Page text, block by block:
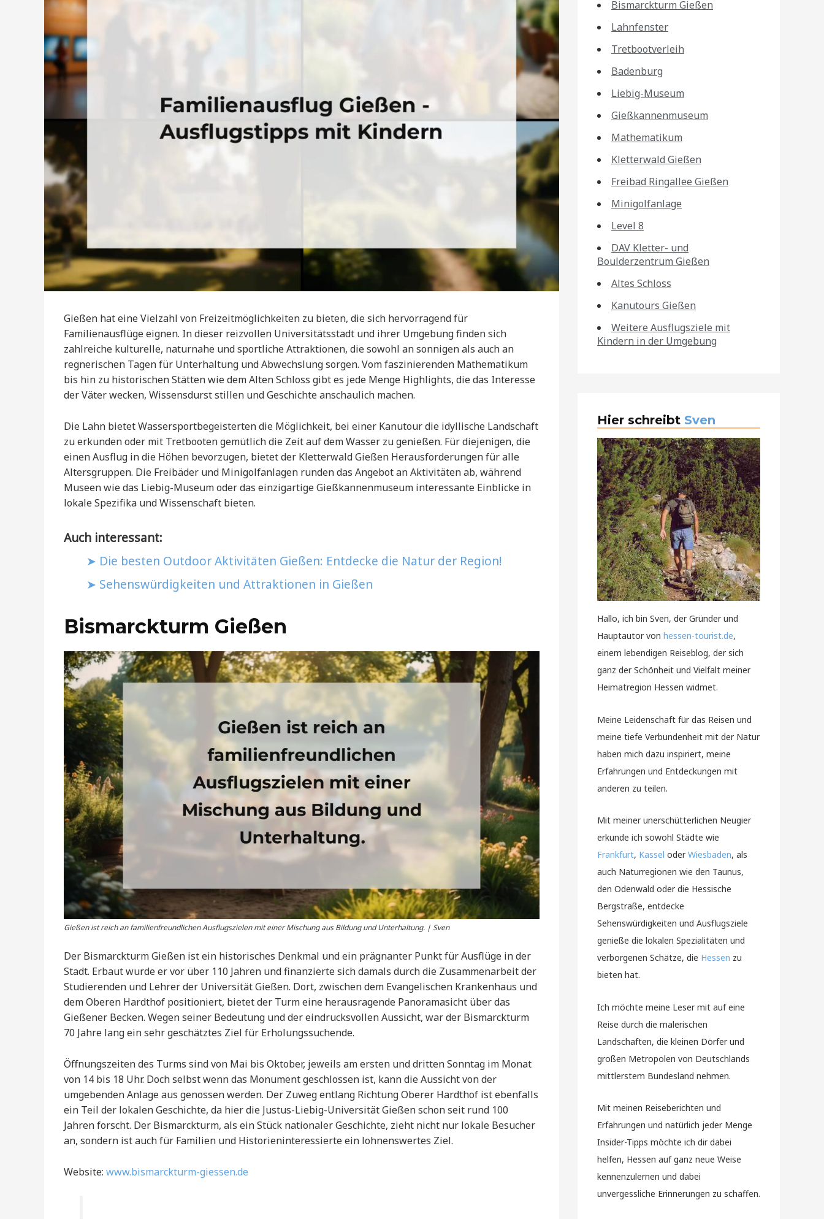
Gießen hat eine Vielzahl von Freizeitmöglichkeiten zu bieten, die sich hervorragend für
Familienausflüge eignen. In dieser reizvollen Universitätsstadt und ihrer Umgebung finden sich
zahlreiche kulturelle, naturnahe und sportliche Attraktionen, die sowohl an sonnigen als auch an
regnerischen Tagen für Unterhaltung und Abwechslung sorgen. Vom faszinierenden Mathematikum
bis hin zu historischen Stätten wie dem Alten Schloss gibt es jede Menge Highlights, die das Interesse
der Väter wecken, Wissensdurst stillen und Geschichte anschaulich machen.
Die Lahn bietet Wassersportbegeisterten die Möglichkeit, bei einer Kanutour die idyllische Landschaft
zu erkunden oder mit Tretbooten gemütlich die Zeit auf dem Wasser zu genießen. Für diejenigen, die
einen Ausflug in die Höhen bevorzugen, bietet der Kletterwald Gießen Herausforderungen für alle
Altersgruppen. Die Freibäder und Minigolfanlagen runden das Angebot an Aktivitäten ab, während
Museen wie das Liebig-Museum oder das einzigartige Gießkannenmuseum interessante Einblicke in
lokale Spezifika und Wissenschaft bieten.
Auch interessant:
Die besten Outdoor Aktivitäten Gießen: Entdecke die Natur der Region!
Sehenswürdigkeiten und Attraktionen in Gießen
Bismarckturm Gießen
Gießen ist reich an familienfreundlichen Ausflugszielen mit einer Mischung aus Bildung und Unterhaltung. | Sven
Der Bismarckturm Gießen ist ein historisches Denkmal und ein prägnanter Punkt für Ausflüge in der
Stadt. Erbaut wurde er vor über 110 Jahren und finanzierte sich damals durch die Zusammenarbeit der
Studierenden und Lehrer der Universität Gießen. Dort, zwischen dem Evangelischen Krankenhaus und
dem Oberen Hardthof positioniert, bietet der Turm eine herausragende Panoramasicht über das
Gießener Becken. Wegen seiner Bedeutung und der eindrucksvollen Aussicht, war der Bismarckturm
70 Jahre lang ein sehr geschätztes Ziel für Erholungssuchende.
Öffnungszeiten des Turms sind von Mai bis Oktober, jeweils am ersten und dritten Sonntag im Monat
von 14 bis 18 Uhr. Doch selbst wenn das Monument geschlossen ist, kann die Aussicht von der
umgebenden Anlage aus genossen werden. Der Zuweg entlang Richtung Oberer Hardthof ist ebenfalls
ein Teil der lokalen Geschichte, da hier die Justus-Liebig-Universität Gießen schon seit rund 100
Jahren forscht. Der Bismarckturm, als ein Stück nationaler Geschichte, zieht nicht nur lokale Besucher
an, sondern ist auch für Familien und Historieninteressierte ein lohnenswertes Ziel.
Website: www.bismarckturm-giessen.de
Bismarckturm Gießen
Lahnfenster
Tretbootverleih
Badenburg
Liebig-Museum
Gießkannenmuseum
Mathematikum
Kletterwald Gießen
Freibad Ringallee Gießen
Minigolfanlage
Level 8
DAV Kletter- und
Boulderzentrum Gießen
Altes Schloss
Kanutours Gießen
Weitere Ausflugsziele mit
Kindern in der Umgebung
Hier schreibt Sven
Hallo, ich bin Sven, der Gründer und
Hauptautor von hessen-tourist.de,
einem lebendigen Reiseblog, der sich
ganz der Schönheit und Vielfalt meiner
Heimatregion Hessen widmet.
Meine Leidenschaft für das Reisen und
meine tiefe Verbundenheit mit der Natur
haben mich dazu inspiriert, meine
Erfahrungen und Entdeckungen mit
anderen zu teilen.
Mit meiner unerschütterlichen Neugier
erkunde ich sowohl Städte wie
Frankfurt, Kassel oderWiesbaden, als
auch Naturregionen wie den Taunus,
den Odenwald oder die Hessische
Bergstraße, entdecke
Sehenswürdigkeiten und Ausflugsziele
genieße die lokalen Spezialitäten und
verborgenen Schätze, die Hessen zu
bieten hat.
Ich möchte meine Leser mit auf eine
Reise durch die malerischen
Landschaften, die kleinen Dörfer und
großen Metropolen von Deutschlands
mittlerstem Bundesland nehmen.
Mit meinen Reiseberichten und
Erfahrungen und natürlich jeder Menge
Insider-Tipps möchte ich dir dabei
helfen, Hessen auf ganz neue Weise
kennenzulernen und dabei
unvergessliche Erinnerungen zu schaffen.